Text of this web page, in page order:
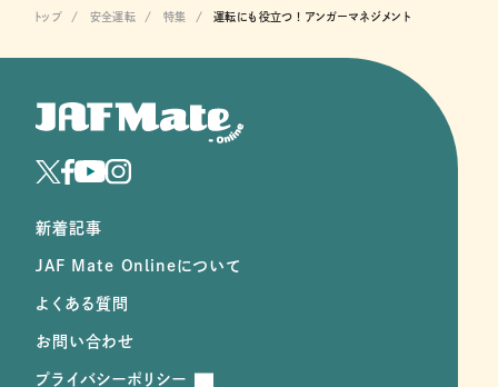
トップ 安全運転 特集 運転にも役立つ ! アンガーマネジメント
新着記事
JAF Mate Onlineについて
よくある質問
お問い合わせ
プライバシーポリシー